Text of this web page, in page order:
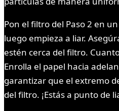
Pon el filtro del Paso 2 en
luego empieza a liar.
estén cerca del filtro.
Enrolla el papel hacia
garantizar que el extremo
del filtro. ¡Estás a punto de